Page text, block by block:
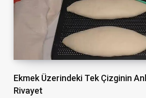
Ekmek Üzerindeki Tek Çizginin
Rivayet